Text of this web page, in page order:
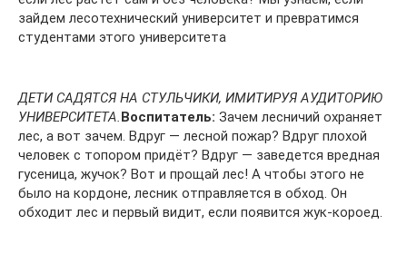
зайдем лесотехнический университет и превратимся
студентами этого университета
ДЕТИ САДЯТСЯ НА СТУЛЬЧИКИ, ИМИТИРУЯ АУДИТОРИЮ
УНИВЕРСИТЕТА.Воспитатель: Зачем лесничий охраняет
лес, а вот зачем. Вдруг — лесной пожар? Вдруг плохой
человек с топором придёт? Вдруг — заведется вредная
гусеница, жучок? Вот и прощай лес! А чтобы этого не
было на кордоне, лесник отправляется в обход. Он
обходит лес и первый видит, если появится жук-короед.